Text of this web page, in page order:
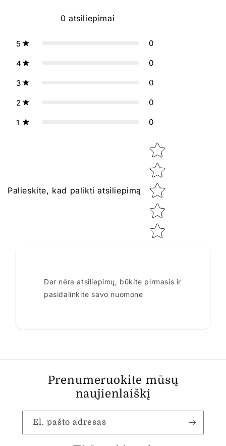
0 atsiliepimai
5 0
4 0
3 0
2 0
1 0
Palieskite, kad palikti atsiliepimą
Star rating
Dar nėra atsiliepimų, būkite pirmasis ir
pasidalinkite savo nuomone
Prenumeruokite mūsų
naujienlaiškį
El. pašto adresas